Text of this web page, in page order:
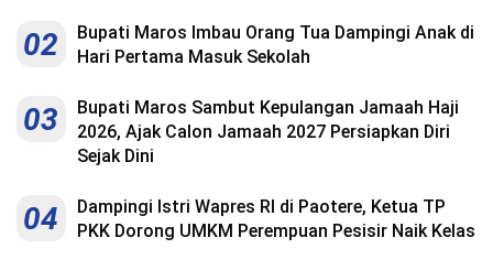
02
Bupati Maros Imbau Orang Tua Dampingi Anak di
Hari Pertama Masuk Sekolah
03
Bupati Maros Sambut Kepulangan Jamaah Haji
2026, Ajak Calon Jamaah 2027 Persiapkan Diri
Sejak Dini
04
Dampingi Istri Wapres RI di Paotere, Ketua TP
PKK Dorong UMKM Perempuan Pesisir Naik Kelas